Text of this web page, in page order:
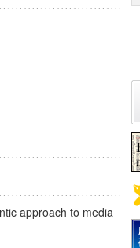
approach to media